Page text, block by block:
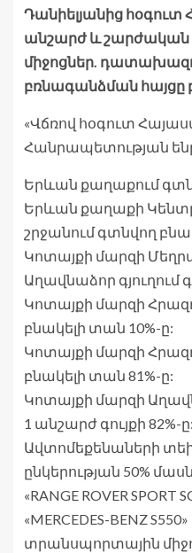
Դանիելյանից հօգուտ
անշարժ և շարժական
միջոցներ.
բռնագանձման հայցը
«Վճռով հօգուտ
Հանրապետության
Երևան քաղաքում
Երևան քաղաքի
շրջանում գտնվող
Կոտայքի մարզի
Աղավնաձոր գյուղում
Կոտայքի մարզի
բնակելի տան 10%-ը:
Կոտայքի մարզի
բնակելի տան 81%-ը:
Կոտայքի մարզի
1 անշարժ գույքի 82%-ը:
Ավտոմեքենաների
ընկերության 50%
«RANGE ROVER SPORT
«MERCEDES-BENZ
տրանսպորտային